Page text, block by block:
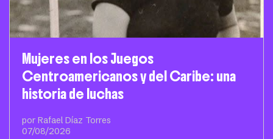
Mujeres en los Juegos
Centroamericanos y del Caribe: una
historia de luchas
por Rafael Díaz Torres
07/08/2026